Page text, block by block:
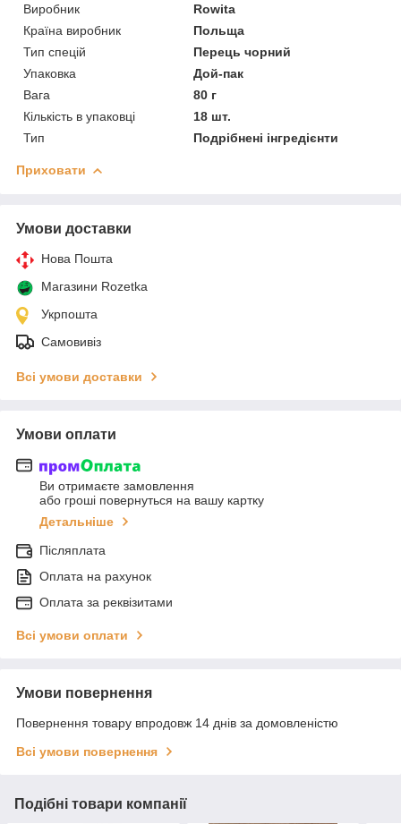
Виробник
Rowita
Країна виробник
Польща
Тип спецій
Перець чорний
Упаковка
Дой-пак
Вага
80 г
Кількість в упаковці
18 шт.
Тип
Подрібнені інгредієнти
Приховати
Умови доставки
Нова Пошта
Магазини Rozetka
Укрпошта
Самовивіз
Всі умови доставки
Умови оплати
Ви отримаєте замовлення
або гроші повернуться на вашу картку
Детальніше
Післяплата
Оплата на рахунок
Оплата за реквізитами
Всі умови оплати
Умови повернення
Повернення товару впродовж 14 днів за домовленістю
Всі умови повернення
Подібні товари компанії